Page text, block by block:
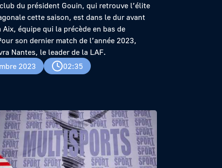
du président Gouin, qui retrouve l’élite
cette saison, est dans le dur avant
Aix, équipe qui la précède en bas de
son dernier match de l’année 2023,
Nantes, le leader de la LAF.
2023
02:35